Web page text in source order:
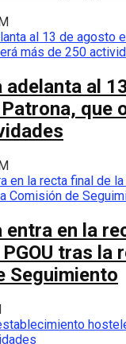
adelanta al
que
entra en la
tras la
Seguimiento